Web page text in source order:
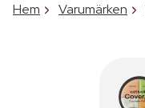
Hem Varumärken